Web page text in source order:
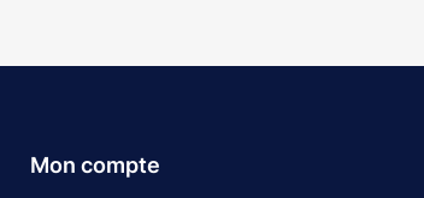
Mon compte